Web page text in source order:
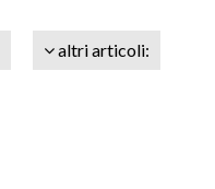
altri articoli: